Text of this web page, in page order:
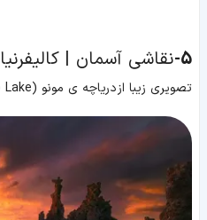
5- نقاشی آسمان | کالیفرنیا
تصویری زیبا از دریاچه ی مونو (Mono Lake) در کالیفرنیا.